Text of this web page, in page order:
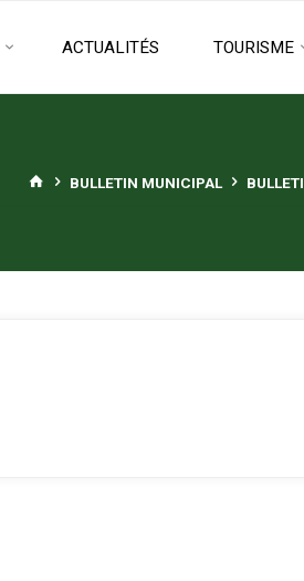
ACTUALITÉS TOURISME
HOME
BULLETIN MUNICIPAL